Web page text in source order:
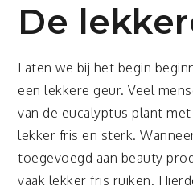
De
Laten we bij het begin
een lekkere geur. Veel
van de eucalyptus plant
lekker fris en sterk.
toegevoegd aan beauty
vaak lekker fris ruiken.